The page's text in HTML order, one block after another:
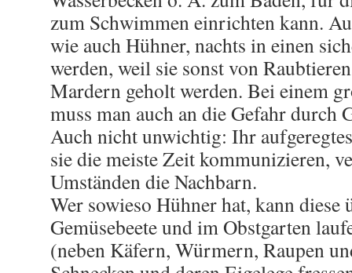
zum Schwimmen einrichten kann.
wie auch Hühner, nachts in einen
werden, weil sie sonst von
Mardern geholt werden. Bei einem
muss man auch an die Gefahr durch
Auch nicht unwichtig: Ihr
sie die meiste Zeit kommunizieren,
Umständen die Nachbarn.
Wer sowieso Hühner hat, kann diese
Gemüsebeete und im Obstgarten
(neben Käfern, Würmern, Raupen